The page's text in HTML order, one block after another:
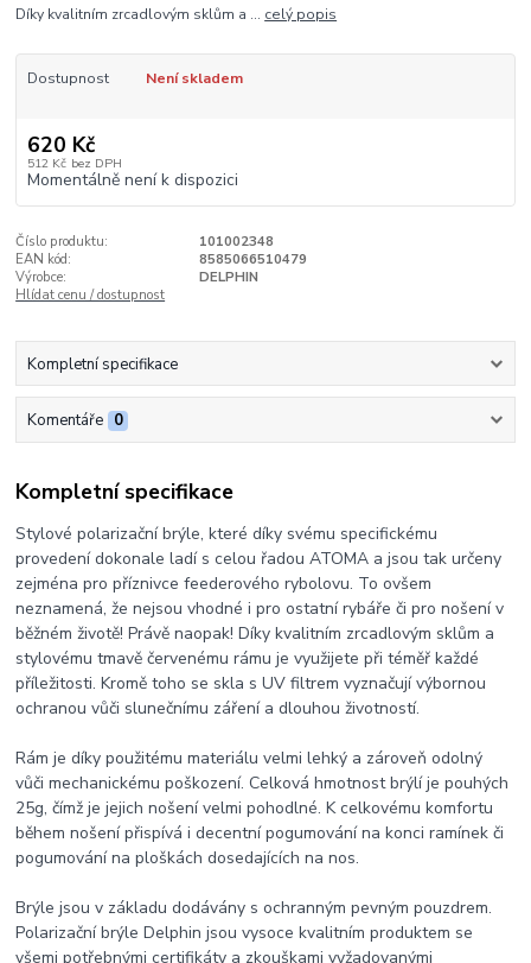
Díky kvalitním zrcadlovým sklům a ... celý popis
Dostupnost Není skladem
620 Kč
512 Kč bez DPH
Momentálně není k dispozici
Číslo produktu:
101002348
EAN kód:
8585066510479
Výrobce:
DELPHIN
Hlídat cenu / dostupnost
Kompletní specifikace
Komentáře 0
Kompletní specifikace
Stylové polarizační brýle, které díky svému specifickému
provedení dokonale ladí s celou řadou ATOMA a jsou tak určeny
zejména pro příznivce feederového rybolovu. To ovšem
neznamená, že nejsou vhodné i pro ostatní rybáře či pro nošení v
běžném životě! Právě naopak! Díky kvalitním zrcadlovým sklům a
stylovému tmavě červenému rámu je využijete při téměř každé
příležitosti. Kromě toho se skla s UV filtrem vyznačují výbornou
ochranou vůči slunečnímu záření a dlouhou životností.
Rám je díky použitému materiálu velmi lehký a zároveň odolný
vůči mechanickému poškození. Celková hmotnost brýlí je pouhých
25g, čímž je jejich nošení velmi pohodlné. K celkovému komfortu
během nošení přispívá i decentní pogumování na konci ramínek či
pogumování na ploškách dosedajících na nos.
Brýle jsou v základu dodávány s ochranným pevným pouzdrem.
Polarizační brýle Delphin jsou vysoce kvalitním produktem se
všemi potřebnými certifikáty a zkouškami vyžadovanými